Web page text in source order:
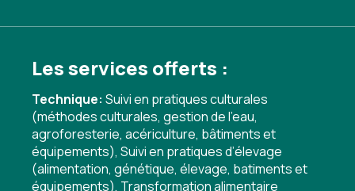
Les services offerts :
Technique: Suivi en pratiques culturales
(méthodes culturales, gestion de l'eau,
agroforesterie, acériculture, bâtiments et
équipements), Suivi en pratiques d’élevage
(alimentation, génétique, élevage, batiments et
équipements), Transformation alimentaire